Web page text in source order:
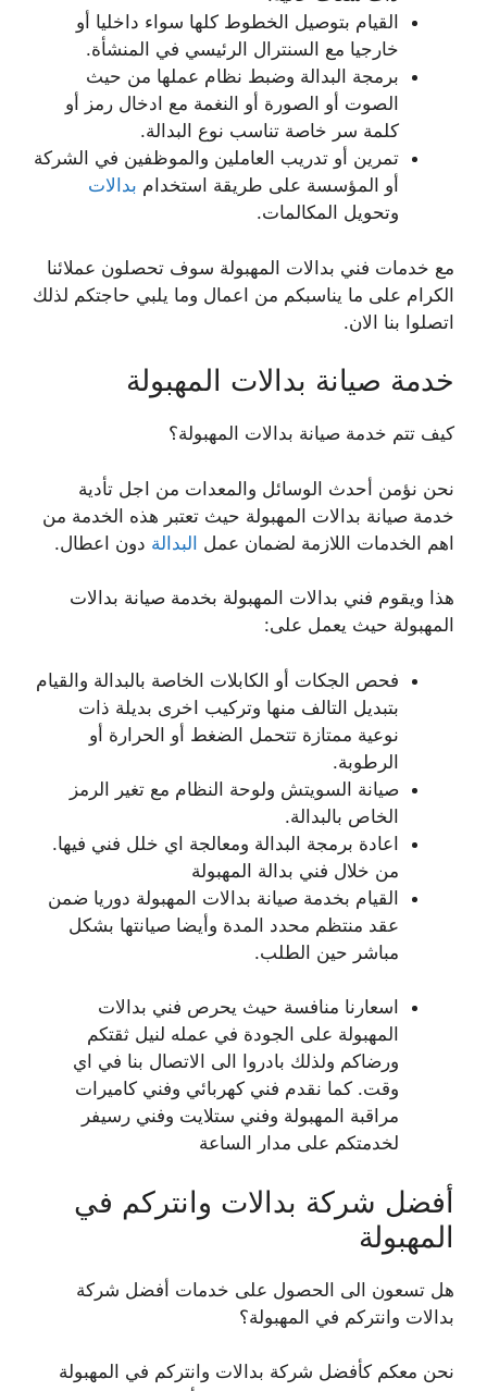
القيام بتوصيل الخطوط كلها سواء داخليا أو
خارجيا مع السنترال الرئيسي في المنشأة.
برمجة البدالة وضبط نظام عملها من حيث
الصوت أو الصورة أو النغمة مع ادخال رمز أو
كلمة سر خاصة تناسب نوع البدالة.
تمرين أو تدريب العاملين والموظفين في الشركة
أو المؤسسة على طريقة استخدام بدالات
وتحويل المكالمات.
مع خدمات فني بدالات المهبولة سوف تحصلون عملائنا
الكرام على ما يناسبكم من اعمال وما يلبي حاجتكم لذلك
اتصلوا بنا الان.
خدمة صيانة بدالات المهبولة
كيف تتم خدمة صيانة بدالات المهبولة؟
نحن نؤمن أحدث الوسائل والمعدات من اجل تأدية
خدمة صيانة بدالات المهبولة حيث تعتبر هذه الخدمة من
اهم الخدمات اللازمة لضمان عمل البدالة دون اعطال.
هذا ويقوم فني بدالات المهبولة بخدمة صيانة بدالات
المهبولة حيث يعمل على:
فحص الجكات أو الكابلات الخاصة بالبدالة والقيام
بتبديل التالف منها وتركيب اخرى بديلة ذات
نوعية ممتازة تتحمل الضغط أو الحرارة أو
الرطوبة.
صيانة السويتش ولوحة النظام مع تغير الرمز
الخاص بالبدالة.
اعادة برمجة البدالة ومعالجة اي خلل فني فيها.
من خلال فني بدالة المهبولة
القيام بخدمة صيانة بدالات المهبولة دوريا ضمن
عقد منتظم محدد المدة وأيضا صيانتها بشكل
مباشر حين الطلب.
اسعارنا منافسة حيث يحرص فني بدالات
المهبولة على الجودة في عمله لنيل ثقتكم
ورضاكم ولذلك بادروا الى الاتصال بنا في اي
وقت. كما نقدم فني كهربائي وفني كاميرات
مراقبة المهبولة وفني ستلايت وفني رسيفر
لخدمتكم على مدار الساعة
أفضل شركة بدالات وانتركم في
المهبولة
هل تسعون الى الحصول على خدمات أفضل شركة
بدالات وانتركم في المهبولة؟
نحن معكم كأفضل شركة بدالات وانتركم في المهبولة